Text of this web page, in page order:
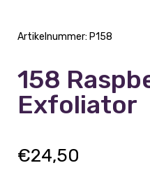
Artikelnummer: P158
158
Exfoliator
€24,50